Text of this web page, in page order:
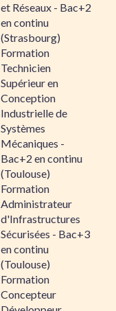
et Réseaux - Bac+2
en continu
(Strasbourg)
Formation
Technicien
Supérieur en
Conception
Industrielle de
Systèmes
Mécaniques -
Bac+2 en continu
(Toulouse)
Formation
Administrateur
d'Infrastructures
Sécurisées - Bac+3
en continu
(Toulouse)
Formation
Concepteur